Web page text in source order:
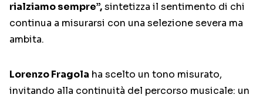
rialziamo sempre”,sintetizza il sentimento di chi
continua a misurarsi con una selezione severa ma
ambita.
Lorenzo Fragola ha scelto un tono misurato,
invitando alla continuità del percorso musicale: un